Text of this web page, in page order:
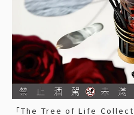
「The Tree of Life